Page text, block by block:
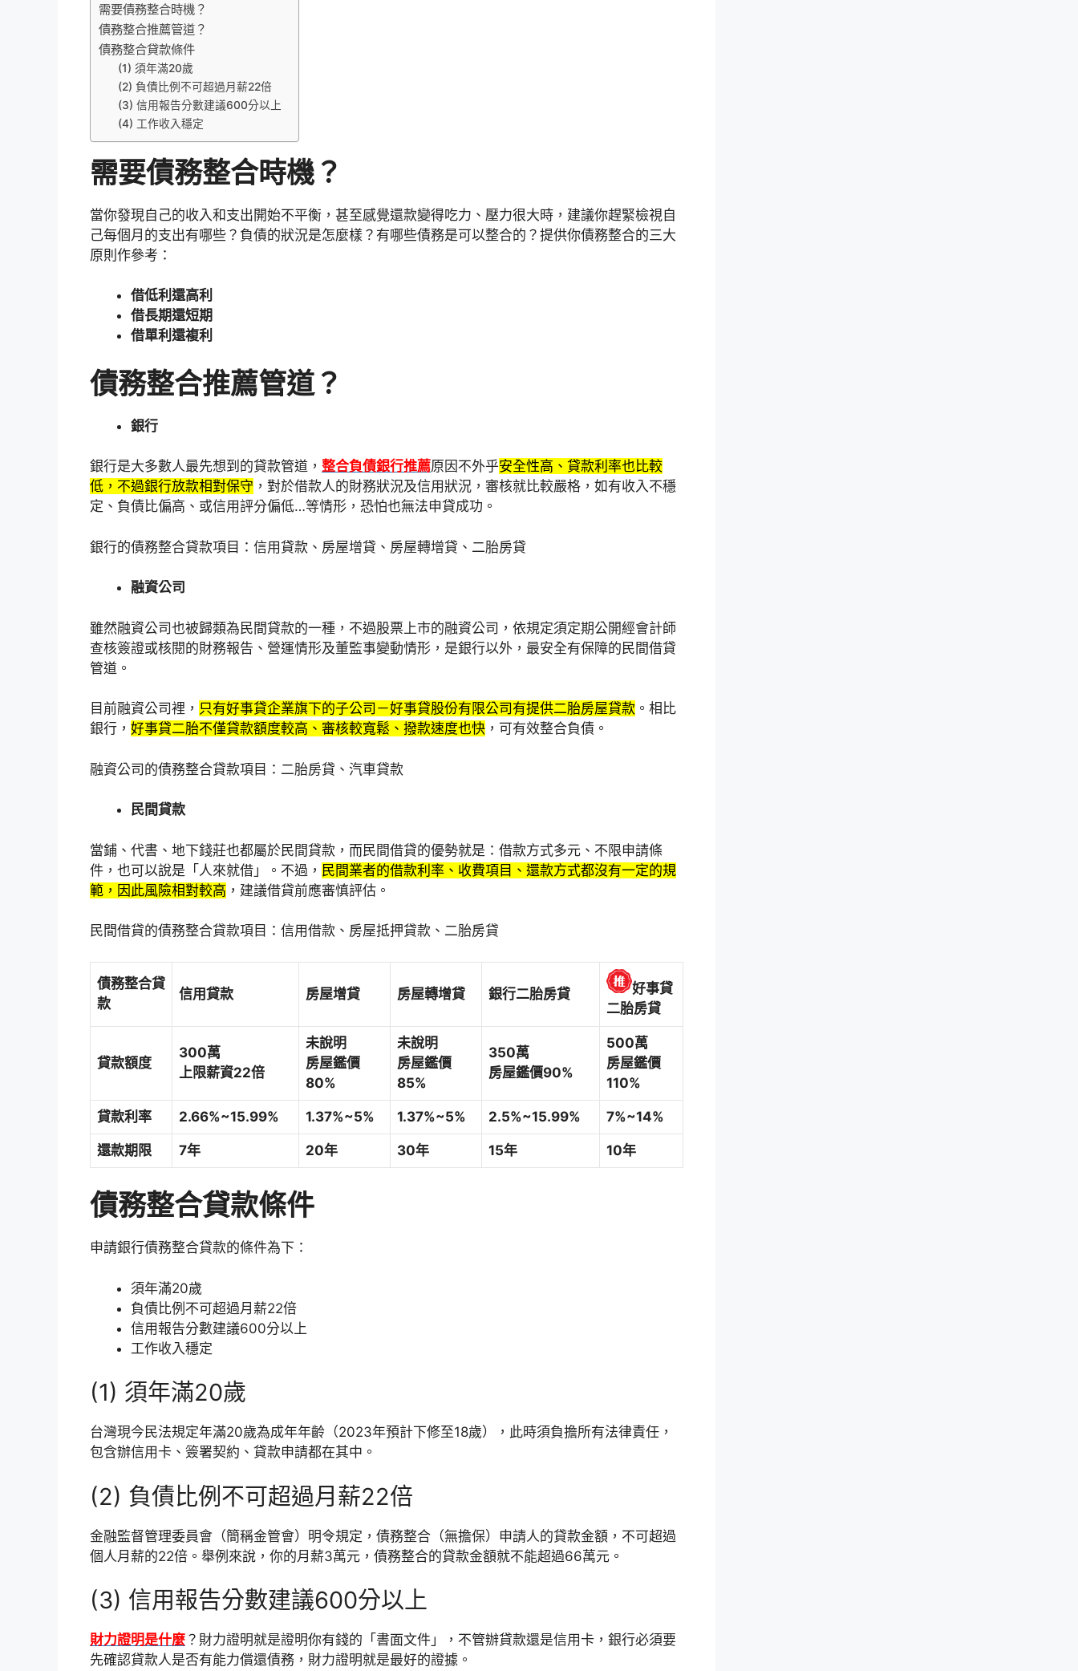
需要債務整合時機？
債務整合推薦管道？
債務整合貸款條件
(1) 須年滿20歲
(2) 負債比例不可超過月薪22倍
(3) 信用報告分數建議600分以上
(4) 工作收入穩定
需要債務整合時機？
當你發現自己的收入和支出開始不平衡，甚至感覺還款變得吃力、壓力很大時，建議你趕緊檢視自
己每個月的支出有哪些？負債的狀況是怎麼樣？有哪些債務是可以整合的？提供你債務整合的三大
原則作參考：
借低利還高利
借長期還短期
借單利還複利
債務整合推薦管道？
銀行
銀行是大多數人最先想到的貸款管道， 整合負債銀行推薦原因不外乎安全性高、貸款利率也比較
低，不過銀行放款相對保守 ，對於借款人的財務狀況及信用狀況，審核就比較嚴格，如有收入不穩
定、負債比偏高、或信用評分偏低…等情形，恐怕也無法申貸成功。
銀行的債務整合貸款項目：信用貸款、房屋增貸、房屋轉增貸、二胎房貸
融資公司
雖然融資公司也被歸類為民間貸款的一種，不過股票上市的融資公司，依規定須定期公開經會計師
查核簽證或核閱的財務報告、營運情形及董監事變動情形，是銀行以外，最安全有保障的民間借貸
管道。
目前融資公司裡， 只有好事貸企業旗下的子公司－好事貸股份有限公司有提供二胎房屋貸款 。相比
銀行， 好事貸二胎不僅貸款額度較高、審核較寬鬆、撥款速度也快 ，可有效整合負債。
融資公司的債務整合貸款項目：二胎房貸、汽車貸款
民間貸款
當鋪、代書、地下錢莊也都屬於民間貸款，而民間借貸的優勢就是：借款方式多元、不限申請條
件，也可以說是「人來就借」。不過， 民間業者的借款利率、收費項目、還款方式都沒有一定的規
範，因此風險相對較高 ，建議借貸前應審慎評估。
民間借貸的債務整合貸款項目：信用借款、房屋抵押貸款、二胎房貸
債務整合貸
款
信用貸款 房屋增貸 房屋轉增貸 銀行二胎房貸
好事貸
二胎房貸
貸款額度
300萬
上限薪資22倍
未說明
房屋鑑價
80%
未說明
房屋鑑價
85%
350萬
房屋鑑價90%
500萬
房屋鑑價
110%
貸款利率 2.66%~15.99% 1.37%~5% 1.37%~5% 2.5%~15.99% 7%~14%
還款期限 7年 20年 30年 15年 10年
債務整合貸款條件
申請銀行債務整合貸款的條件為下：
須年滿20歲
負債比例不可超過月薪22倍
信用報告分數建議600分以上
工作收入穩定
(1) 須年滿20歲
台灣現今民法規定年滿20歲為成年年齡（2023年預計下修至18歲），此時須負擔所有法律責任，
包含辦信用卡、簽署契約、貸款申請都在其中。
(2) 負債比例不可超過月薪22倍
金融監督管理委員會（簡稱金管會）明令規定，債務整合（無擔保）申請人的貸款金額，不可超過
個人月薪的22倍。舉例來說，你的月薪3萬元，債務整合的貸款金額就不能超過66萬元。
(3) 信用報告分數建議600分以上
財力證明是什麼 ？財力證明就是證明你有錢的「書面文件」，不管辦貸款還是信用卡，銀行必須要
先確認貸款人是否有能力償還債務，財力證明就是最好的證據。